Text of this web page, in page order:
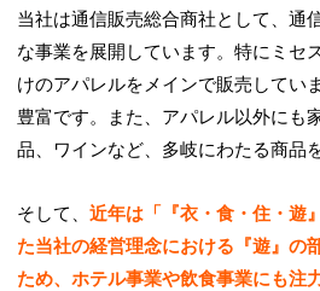
当社は通信販売総合商社として、通
な事業を展開しています。特にミセ
けのアパレルをメインで販売してい
豊富です。また、アパレル以外にも
品、ワインなど、多岐にわたる商品
そして、近年は「『衣・食・住・遊
た当社の経営理念における『遊』の
ため、ホテル事業や飲食事業にも注